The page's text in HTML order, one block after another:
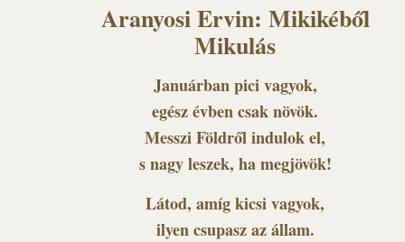
Aranyosi Ervin: Mikikéből
Mikulás
Januárban pici vagyok,
egész évben csak növök.
Messzi Földről indulok el,
s nagy leszek, ha megjövök!
Látod, amíg kicsi vagyok,
ilyen csupasz az állam.